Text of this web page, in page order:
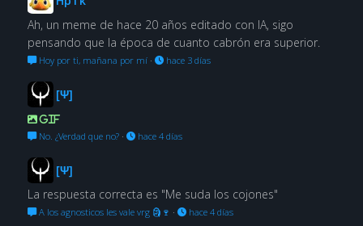
Ah, un meme de hace 20 años editado con IA, sigo
pensando que la época de cuanto cabrón era superior.
Hoy por ti, mañana por mí· hace 3 días
[Ψ]
GIF
No. ¿Verdad que no?· hace 4 días
[Ψ]
La respuesta correcta es "Me suda los cojones"
A los agnosticos les vale vrg 🗿🍷 · hace 4 días